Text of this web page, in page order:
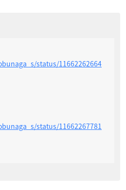
status/11662262664
status/11662267781